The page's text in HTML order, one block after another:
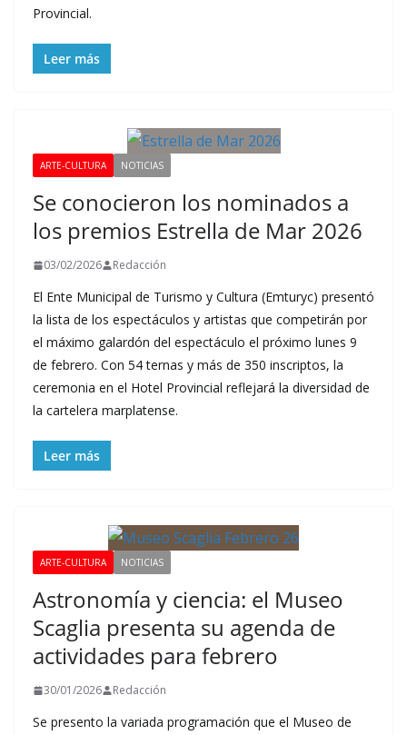
Provincial.
Leer más
ARTE-CULTURA NOTICIAS
Se conocieron los nominados a
los premios Estrella de Mar 2026
03/02/2026 Redacción
El Ente Municipal de Turismo y Cultura (Emturyc) presentó
la lista de los espectáculos y artistas que competirán por
el máximo galardón del espectáculo el próximo lunes 9
de febrero. Con 54 ternas y más de 350 inscriptos, la
ceremonia en el Hotel Provincial reflejará la diversidad de
la cartelera marplatense.
Leer más
ARTE-CULTURA NOTICIAS
Astronomía y ciencia: el Museo
Scaglia presenta su agenda de
actividades para febrero
30/01/2026 Redacción
Se presento la variada programación que el Museo de